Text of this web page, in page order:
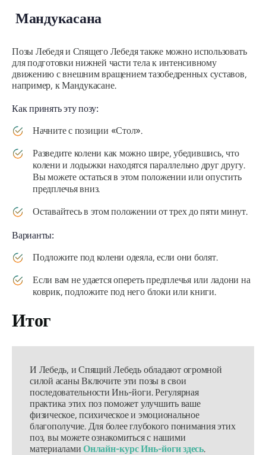
Мандукасана
Позы Лебедя и Спящего Лебедя также можно использовать
для подготовки нижней части тела к интенсивному
движению с внешним вращением тазобедренных суставов,
например, кМандукасане.
Как принять эту позу:
Начните с позиции «Стол».
Разведите колени как можно шире, убедившись, что
колени и лодыжки находятся параллельно друг другу.
Вы можете остаться в этом положении или опустить
предплечья вниз.
Оставайтесь в этом положении от трех до пяти минут.
Варианты:
Подложите под колени одеяла, если они болят.
Если вам не удается опереть предплечья или ладони на
коврик, подложите под него блоки или книги.
Итог
И Лебедь, и Спящий Лебедь обладают огромной
силой асаныВключите эти позы в свои
последовательности Инь-йоги. Регулярная
практика этих поз поможет улучшить ваше
физическое, психическое и эмоциональное
благополучие. Для более глубокого понимания этих
поз, вы можете ознакомиться с нашими
материаламиОнлайн-курс Инь-йоги здесь.